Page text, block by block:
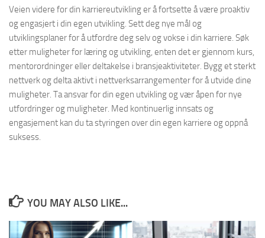
Veien videre for din karriereutvikling er å fortsette å være proaktiv
og engasjert i din egen utvikling. Sett deg nye mål og
utviklingsplaner for å utfordre deg selv og vokse i din karriere. Søk
etter muligheter for læring og utvikling, enten det er gjennom kurs,
mentorordninger eller deltakelse i bransjeaktiviteter. Bygg et sterkt
nettverk og delta aktivt i nettverksarrangementer for å utvide dine
muligheter. Ta ansvar for din egen utvikling og vær åpen for nye
utfordringer og muligheter. Med kontinuerlig innsats og
engasjement kan du ta styringen over din egen karriere og oppnå
suksess.
YOU MAY ALSO LIKE...